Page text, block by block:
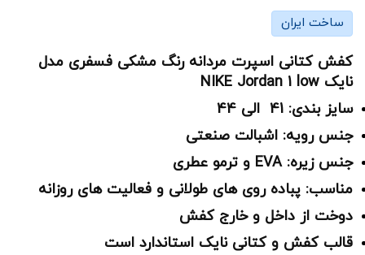
ساخت ایران
کفش کتانی اسپرت مردانه رنگ مشکی فسفری مدل
نایک NIKE Jordan 1 low
سایز بندی: 41 الی 44
جنس رویه: اشبالت صنعتی
جنس زیره: EVA و ترمو عطری
مناسب: پباده روی های طولانی و فعالیت های روزانه
دوخت از داخل و خارج کفش
قالب کفش و کتانی نایک استاندارد است